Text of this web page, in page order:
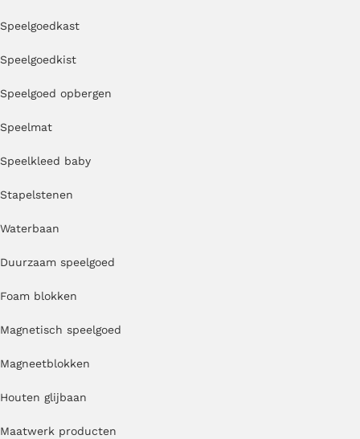
Speelgoedkast
Speelgoedkist
Speelgoed opbergen
Speelmat
Speelkleed baby
Stapelstenen
Waterbaan
Duurzaam speelgoed
Foam blokken
Magnetisch speelgoed
Magneetblokken
Houten glijbaan
Maatwerk producten